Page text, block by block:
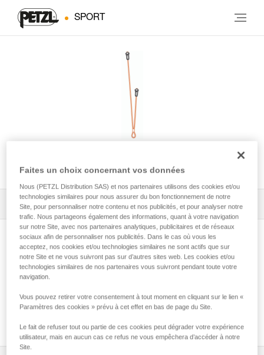
SPORT
DUAL CAVING
Tous les conseils techniques 1 Filtrer
Choix de mousqueton pour bout de longe
Faites un choix concernant vos données
Nous (PETZL Distribution SAS) et nos partenaires utilisons des cookies et/ou
technologies similaires pour nous assurer du bon fonctionnement de notre
Site, pour personnaliser notre contenu et nos publicités, et pour analyser notre
trafic. Nous partageons également des informations, quant à votre navigation
sur notre Site, avec nos partenaires analytiques, publicitaires et de réseaux
sociaux afin de personnaliser nos publicités. Dans le cas où vous les
acceptez, nos cookies et/ou technologies similaires ne sont actifs que sur
notre Site et ne vous suivront pas sur d’autres sites web. Les cookies et/ou
technologies similaires de nos partenaires vous suivront pendant toute votre
navigation.
Vous pouvez retirer votre consentement à tout moment en cliquant sur le lien «
Paramètres des cookies » prévu à cet effet en bas de page du Site.
Le fait de refuser tout ou partie de ces cookies peut dégrader votre expérience
utilisateur, mais en aucun cas ce refus ne vous empêchera d’accéder à notre
Site.